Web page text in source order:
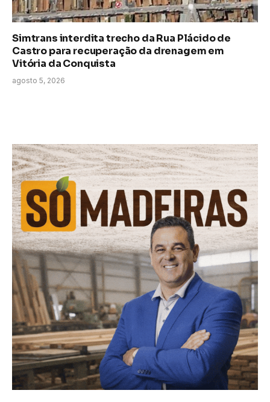
Simtrans interdita trecho da Rua Plácido de
Castro para recuperação da drenagem em
Vitória da Conquista
agosto 5, 2026